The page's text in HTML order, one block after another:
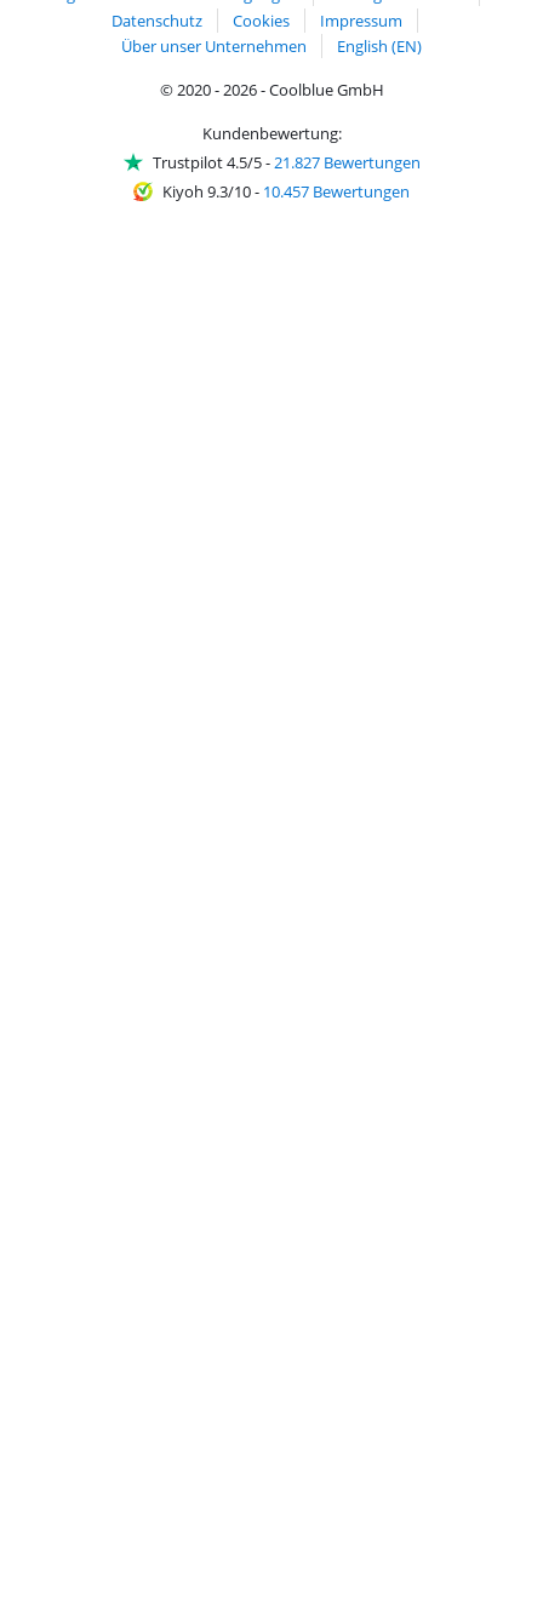
Datenschutz
Cookies
Impressum
Über unser Unternehmen
English (EN)
© 2020 - 2026 - Coolblue GmbH
Kundenbewertung:
Trustpilot 4.5/5-21.827 Bewertungen
Kiyoh 9.3/10- 10.457 Bewertungen